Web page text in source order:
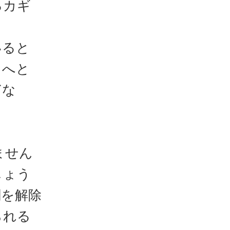
ギ
と
と
せん
う
解除
る